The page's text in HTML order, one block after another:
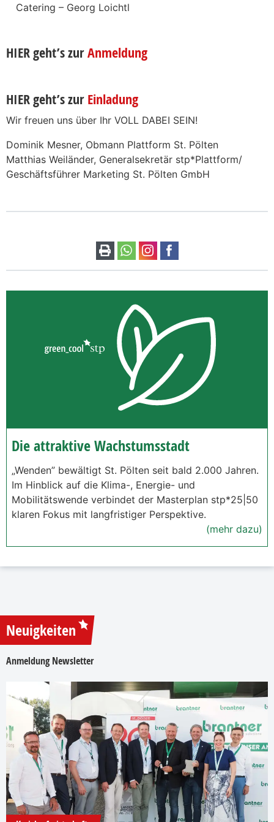
Catering – Georg Loichtl
HIER geht’s zurAnmeldung
HIER geht’s zurEinladung
Wir freuen uns über Ihr VOLL DABEI SEIN!
Dominik Mesner, Obmann Plattform St. Pölten
Matthias Weiländer, Generalsekretär stp*Plattform/
Geschäftsführer Marketing St. Pölten GmbH
Die attraktive Wachstumsstadt
„Wenden” bewältigt St. Pölten seit bald 2.000 Jahren.
Im Hinblick auf die Klima-, Energie- und
Mobilitätswende verbindet der Masterplan stp*25|50
klaren Fokus mit langfristiger Perspektive.
(mehr dazu)
Neuigkeiten
Anmeldung Newsletter